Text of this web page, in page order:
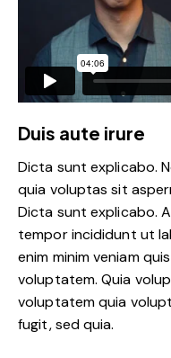
Duis aute irure
Dicta sunt explicabo.
quia voluptas sit
Dicta sunt explicabo.
tempor incididunt ut
enim minim veniam
voluptatem. Quia
voluptatem quia
fugit, sed quia.